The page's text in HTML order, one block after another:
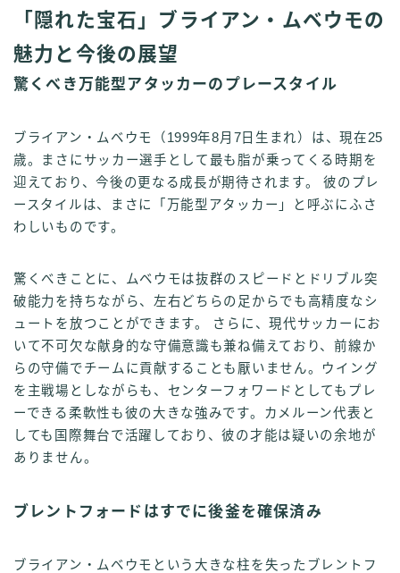
「隠れた宝石」ブライアン・ムベウモの
魅力と今後の展望
驚くべき万能型アタッカーのプレースタイル
ブライアン・ムベウモ（1999年8月7日生まれ）は、現在25
歳。まさにサッカー選手として最も脂が乗ってくる時期を
迎えており、今後の更なる成長が期待されます。 彼のプレ
ースタイルは、まさに「万能型アタッカー」と呼ぶにふさ
わしいものです。
驚くべきことに、ムベウモは抜群のスピードとドリブル突
破能力を持ちながら、左右どちらの足からでも高精度なシ
ュートを放つことができます。 さらに、現代サッカーにお
いて不可欠な献身的な守備意識も兼ね備えており、前線か
らの守備でチームに貢献することも厭いません。ウイング
を主戦場としながらも、センターフォワードとしてもプレ
ーできる柔軟性も彼の大きな強みです。カメルーン代表と
しても国際舞台で活躍しており、彼の才能は疑いの余地が
ありません。
ブレントフォードはすでに後釜を確保済み
ブライアン・ムベウモという大きな柱を失ったブレントフ